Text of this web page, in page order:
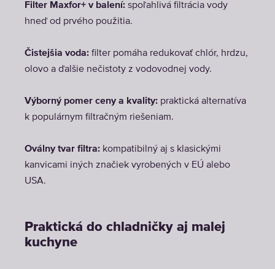
Filter Maxfor+ v balení: spoľahlivá filtrácia vody
hneď od prvého použitia.
Čistejšia voda: filter pomáha redukovať chlór, hrdzu,
olovo a ďalšie nečistoty z vodovodnej vody.
Výborný pomer ceny a kvality: praktická alternatíva
k populárnym filtračným riešeniam.
Oválny tvar filtra: kompatibilný aj s klasickými
kanvicami iných značiek vyrobených v EÚ alebo
USA.
Praktická do chladničky aj malej
kuchyne